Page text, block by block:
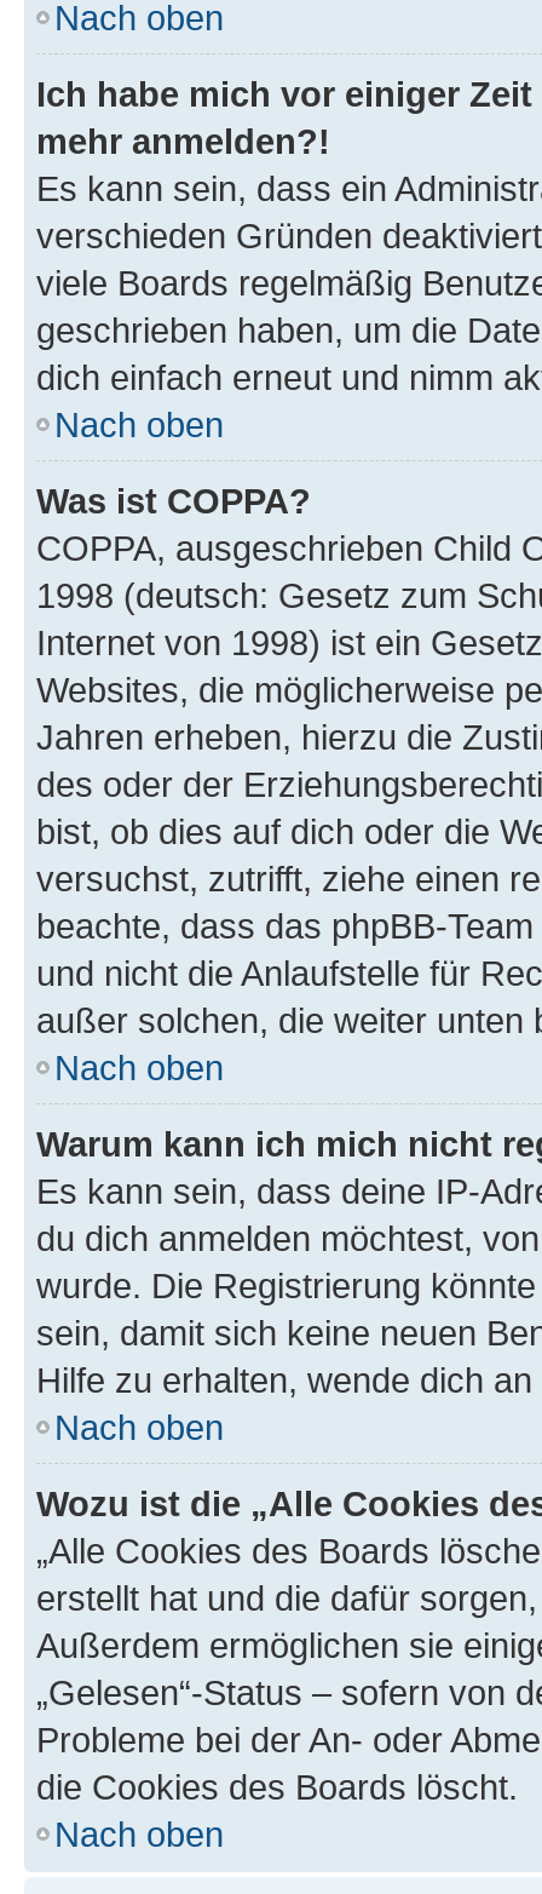
Nach oben
Ich habe mich vor einiger
mehr anmelden?!
Es kann sein, dass ein
verschieden Gründen
viele Boards regelmäßig
geschrieben haben, um die
dich einfach erneut und nimm
Nach oben
Was ist COPPA?
COPPA, ausgeschrieben Child
1998 (deutsch: Gesetz zum
Internet von 1998) ist ein
Websites, die möglicherweise
Jahren erheben, hierzu die
des oder der
bist, ob dies auf dich oder die
versuchst, zutrifft, ziehe einen
beachte, dass das phpBB-
und nicht die Anlaufstelle für
außer solchen, die weiter unten
Nach oben
Warum kann ich mich nicht
Es kann sein, dass deine IP-
du dich anmelden möchtest,
wurde. Die Registrierung
sein, damit sich keine neuen
Hilfe zu erhalten, wende dich
Nach oben
Wozu ist die „Alle Cookies
„Alle Cookies des Boards
erstellt hat und die dafür
Außerdem ermöglichen sie
„Gelesen“-Status – sofern von
Probleme bei der An- oder
die Cookies des Boards löscht.
Nach oben